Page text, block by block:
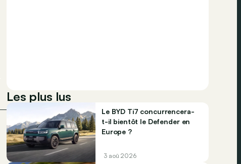
Les plus lus
Le BYD Ti7 concurrencera-
t-il bientôt le Defender en
Europe ?
3 aoû 2026